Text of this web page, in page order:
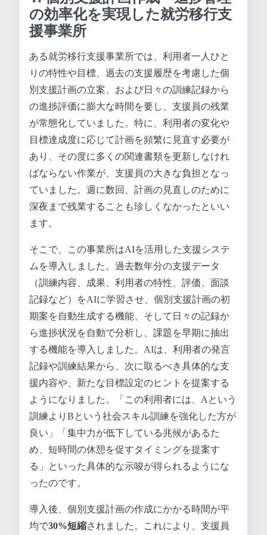
の効率化を実現した就労移行支
援事業所
ある就労移行支援事業所では、利用者一人ひと
りの特性や目標、過去の支援履歴を考慮した個
別支援計画の立案、および日々の訓練記録から
の進捗評価に膨大な時間を要し、支援員の残業
が常態化していました。特に、利用者の変化や
目標達成度に応じて計画を頻繁に見直す必要が
あり、その度に多くの関連書類を更新しなけれ
ばならない作業が、支援員の大きな負担となっ
ていました。週に数回、計画の見直しのために
深夜まで残業することも珍しくなかったといい
ます。
そこで、この事業所はAIを活用した支援システ
ムを導入しました。過去数年分の支援データ
（訓練内容、成果、利用者の特性、評価、面談
記録など）をAIに学習させ、個別支援計画の初
期案を自動生成する機能、そして日々の記録か
ら進捗状況を自動で分析し、課題を早期に抽出
する機能を導入しました。AIは、利用者の発言
記録や訓練結果から、次に取るべき具体的な支
援内容や、新たな目標設定のヒントを提案する
ようになりました。「この利用者には、Aという
訓練よりBという社会スキル訓練を強化した方が
良い」「集中力が低下している兆候があるた
め、短時間の休憩を促すタイミングを提案す
る」といった具体的な示唆が得られるようにな
ったのです。
導入後、個別支援計画の作成にかかる時間が平
均で30%短縮されました。これにより、支援員